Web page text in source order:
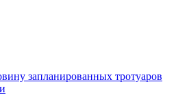
запланированных тротуаров